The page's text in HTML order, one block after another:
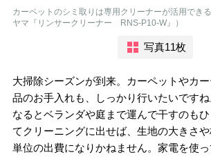
カーペットのシミ取りは専用クリーナーが活用でき
ヤマ『リンサークリーナー RNS-P10-W』）
写真11枚
大掃除シーズンが到来。カーペットやカ
品のお手入れも、しっかり行いたいです
なるとベランダや庭まで運んで干すのも
てクリーニングに出せば、生地の大きさ
単位の出費になりかねません。家電を使